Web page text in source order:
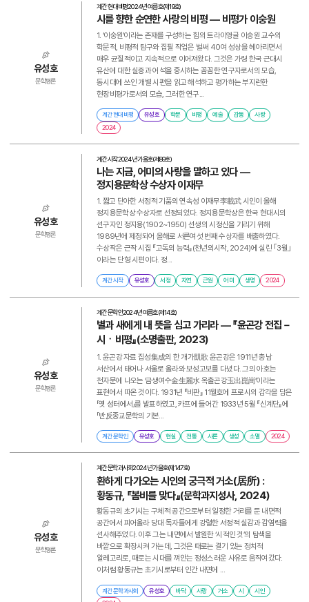
유성호
문학평론
계간 현대비평2024년 여름호(제19호)
시를 향한 순연한 사랑의 비평 ― 비평가 이숭원
1. ‘이숭원’이라는 존재를 구성하는 힘의 트라이앵글 이숭원 교수의
학문적, 비평적 탐구와 집필 작업은 벌써 40여 성상을 헤아리면서
매우 균질적이고 지속적으로 이어져왔다. 그것은 가령 한국 근대시
유산에 대한 실증과 어석을 중시하는 꼼꼼한 연구자로서의 모습,
동시대에 쓰인 개별 시편을 읽고 해석하고 평가하는 부지런한
현장비평가로서의 모습, 그러한 연구...
계간 현대비평 유성호 학문 비평 예술 감동
사랑
2024
유성호
문학평론
계간 시작2024년 가을호(제89호)
나는 지금, 어미의 사랑을 말하고 있다 ―
정지용문학상 수상자 이재무
1. 짧고 단아한 서정적 기품의 연속성 이재무李載武 시인이 올해
정지용문학상 수상자로 선정되었다. 정지용문학상은 한국 현대시의
선구자인 정지용(1902~1950) 선생의 시정신을 기리기 위해
1989년에 제정되어 올해로 서른여섯 번째 수상자를 배출하였다.
수상작은 근작 시집 『고독의 능력』(천년의시작, 2024)에 실린 ｢3월｣
이라는 단형 시편이다. 정...
계간 시작 유성호 서정 자연 근원 어미 생명 2024
유성호
문학평론
계간 문학인2024년 여름호(제14호)
별과 새에게 내 뜻을 심고 가리라 ― 『윤곤강 전집－
시ㆍ비평』(소명출판, 2023)
1. 윤곤강 자료 집성集成의 한 개가凱歌 윤곤강은 1911년 충남
서산에서 태어나 서울로 올라와 보성고보를 다녔다. 그의 아호는
천자문에 나오는 ‘금생여수金生麗水 옥출곤강玉出崑崗’이라는
표현에서 따온 것이다. 1931년 『비판』 11월호에 프로시의 감각을 담은
「옛 성터에서」를 발표하였고, 카프에 들어간 1933년 5월 『신계단』에
「반反종교문학의 기본...
계간 문학인 유성호 현실 전통 시론 생성 소멸 2024
유성호
문학평론
계간 문학과사회2024년 가을호(제147호)
환하게 다가오는 시인의 궁극적 거소(居所) :
황동규, 『봄비를 맞다』(문학과지성사, 2024)
황동규의 초기시는 구체적 공간으로부터 일정한 거리를 둔 내면적
공간에서 피어올라 당대 독자들에게 강렬한 서정적 실감과 감염력을
선사해주었다. 이후 그는 내면에서 발원한 ‘시적인 것’의 탐색을
바깥으로 확장시켜 가는데, 그것은 때로는 결기 있는 정치적
알레고리로, 때로는 시대를 껴안는 정성스러운 사유로 움직여갔다.
이처럼 황동규는 초기시로부터 인간 내면에 ...
계간 문학과사회 유성호 바닥 사랑 거소 시
시인